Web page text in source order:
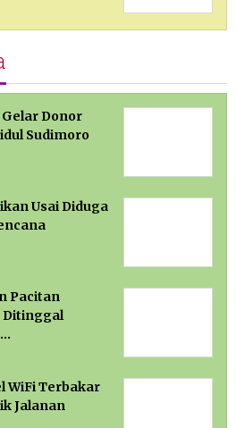
Gelar Donor
Sudimoro
Usai Diduga
Pacitan
Ditinggal
WiFi Terbakar
Jalanan